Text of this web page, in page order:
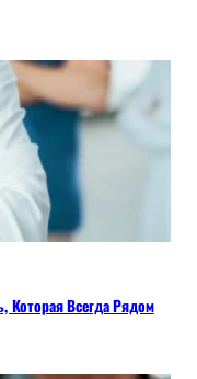
Которая Всегда Рядом